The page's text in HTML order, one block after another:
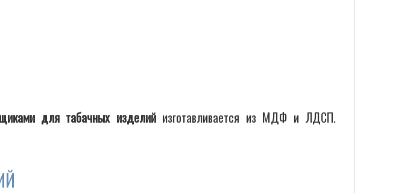
для табачных изделийизготавливается из МДФ и ЛДСП.